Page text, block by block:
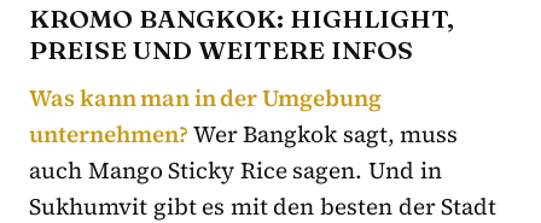
KROMO BANGKOK: HIGHLIGHT,
PREISE UND WEITERE INFOS
Was kann man in der Umgebung
unternehmen?Wer Bangkok sagt, muss
auch Mango Sticky Rice sagen. Und in
Sukhumvit gibt es mit den besten der Stadt